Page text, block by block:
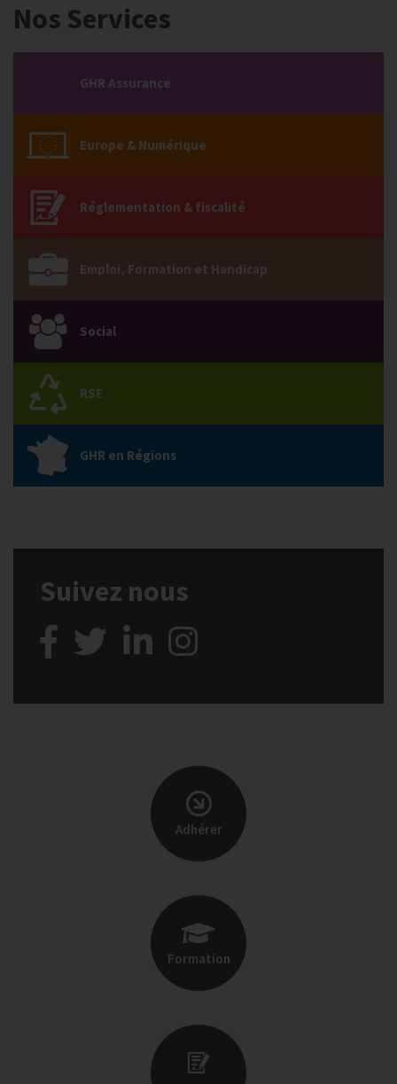
Nos Services
GHR Assurance
Europe & Numérique
Réglementation & fiscalité
Emploi, Formation et Handicap
Social
RSE
GHR en Régions
Suivez nous
Adhérer
Formation